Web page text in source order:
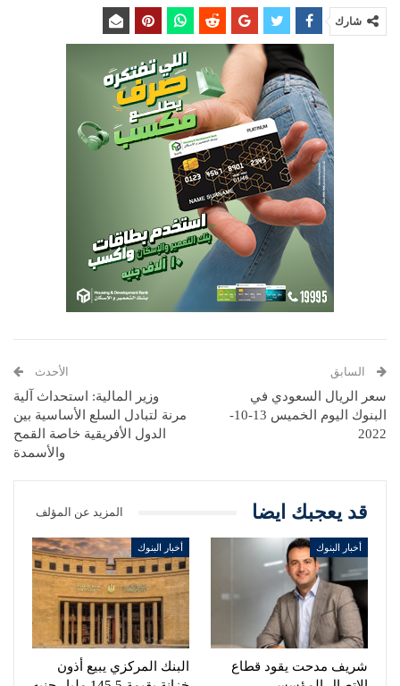
شارك
السابق
سعر الريال السعودي في
البنوك اليوم الخميس 13-10-
2022
الأحدث
وزير المالية: استحداث آلية
مرنة لتبادل السلع الأساسية بين
الدول الأفريقية خاصة القمح
والأسمدة
قد يعجبك ايضا المزيد عن المؤلف
أخبار البنوك
شريف مدحت يقود قطاع
أخبار البنوك
البنك المركزي يبيع أذون